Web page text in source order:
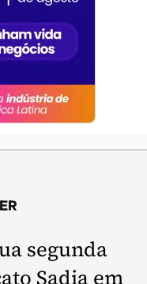
segunda
Sadia em